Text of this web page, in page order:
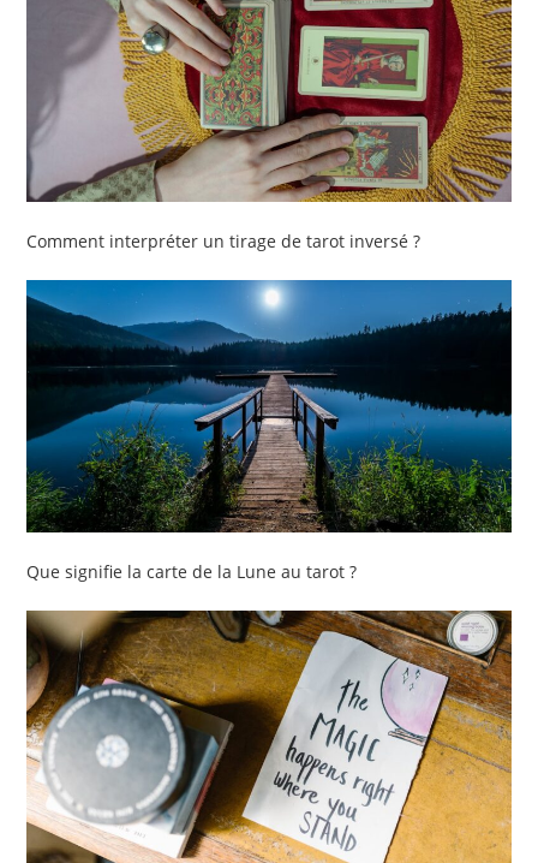
Comment interpréter un tirage de tarot inversé ?
Que signifie la carte de la Lune au tarot ?